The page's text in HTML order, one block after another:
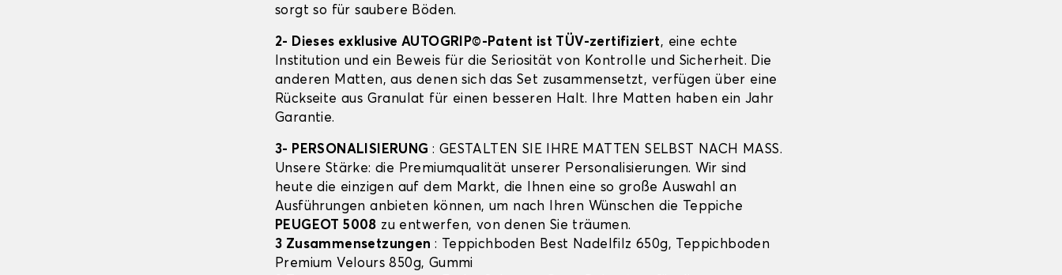
sorgt so für saubere Böden.
2- Dieses exklusive AUTOGRIP©-Patent ist TÜV-zertifiziert, eine echte
Institution und ein Beweis für die Seriosität von Kontrolle und Sicherheit. Die
anderen Matten, aus denen sich das Set zusammensetzt, verfügen über eine
Rückseite aus Granulat für einen besseren Halt. Ihre Matten haben ein Jahr
Garantie.
3- PERSONALISIERUNG : GESTALTEN SIE IHRE MATTEN SELBST NACH MASS.
Unsere Stärke: die Premiumqualität unserer Personalisierungen. Wir sind
heute die einzigen auf dem Markt, die Ihnen eine so große Auswahl an
Ausführungen anbieten können, um nach Ihren Wünschen die Teppiche
PEUGEOT 5008 zu entwerfen, von denen Sie träumen.
3 Zusammensetzungen : Teppichboden Best Nadelfilz 650g, Teppichboden
Premium Velours 850g, Gummi